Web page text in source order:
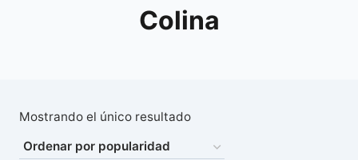
Colina
Mostrando el único resultado